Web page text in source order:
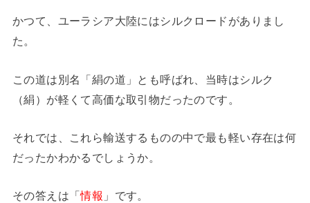
かつて、ユーラシア大陸にはシルクロードがありまし
た。
この道は別名「絹の道」とも呼ばれ、当時はシルク
（絹）が軽くて高価な取引物だったのです。
それでは、これら輸送するものの中で最も軽い存在は何
だったかわかるでしょうか。
その答えは「情報 」です。